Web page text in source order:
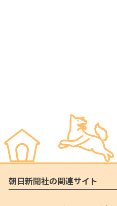
朝日新聞社の関連サイト